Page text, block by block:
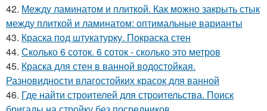
42. Между ламинатом и плиткой. Как можно закрыть стык
между плиткой и ламинатом: оптимальные варианты
43. Краска под штукатурку. Покраска стен
44. Сколько 6 соток. 6 соток - сколько это метров
45. Краска для стен в ванной водостойкая.
Разновидности влагостойких красок для ванной
46. Где найти строителей для строительства. Поиск